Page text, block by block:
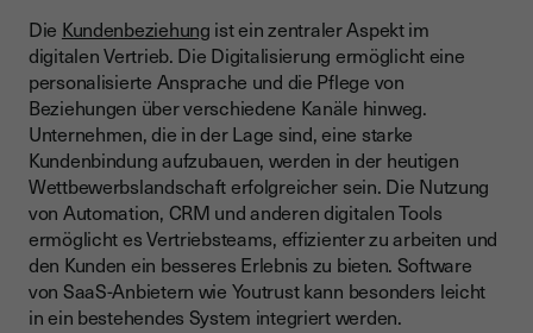
Die Kundenbeziehung ist ein zentraler Aspekt im
digitalen Vertrieb. Die Digitalisierung ermöglicht eine
personalisierte Ansprache und die Pflege von
Beziehungen über verschiedene Kanäle hinweg.
Unternehmen, die in der Lage sind, eine starke
Kundenbindung aufzubauen, werden in der heutigen
Wettbewerbslandschaft erfolgreicher sein. Die Nutzung
von Automation, CRM und anderen digitalen Tools
ermöglicht es Vertriebsteams, effizienter zu arbeiten und
den Kunden ein besseres Erlebnis zu bieten. Software
von SaaS-Anbietern wie Youtrust kann besonders leicht
in ein bestehendes System integriert werden.